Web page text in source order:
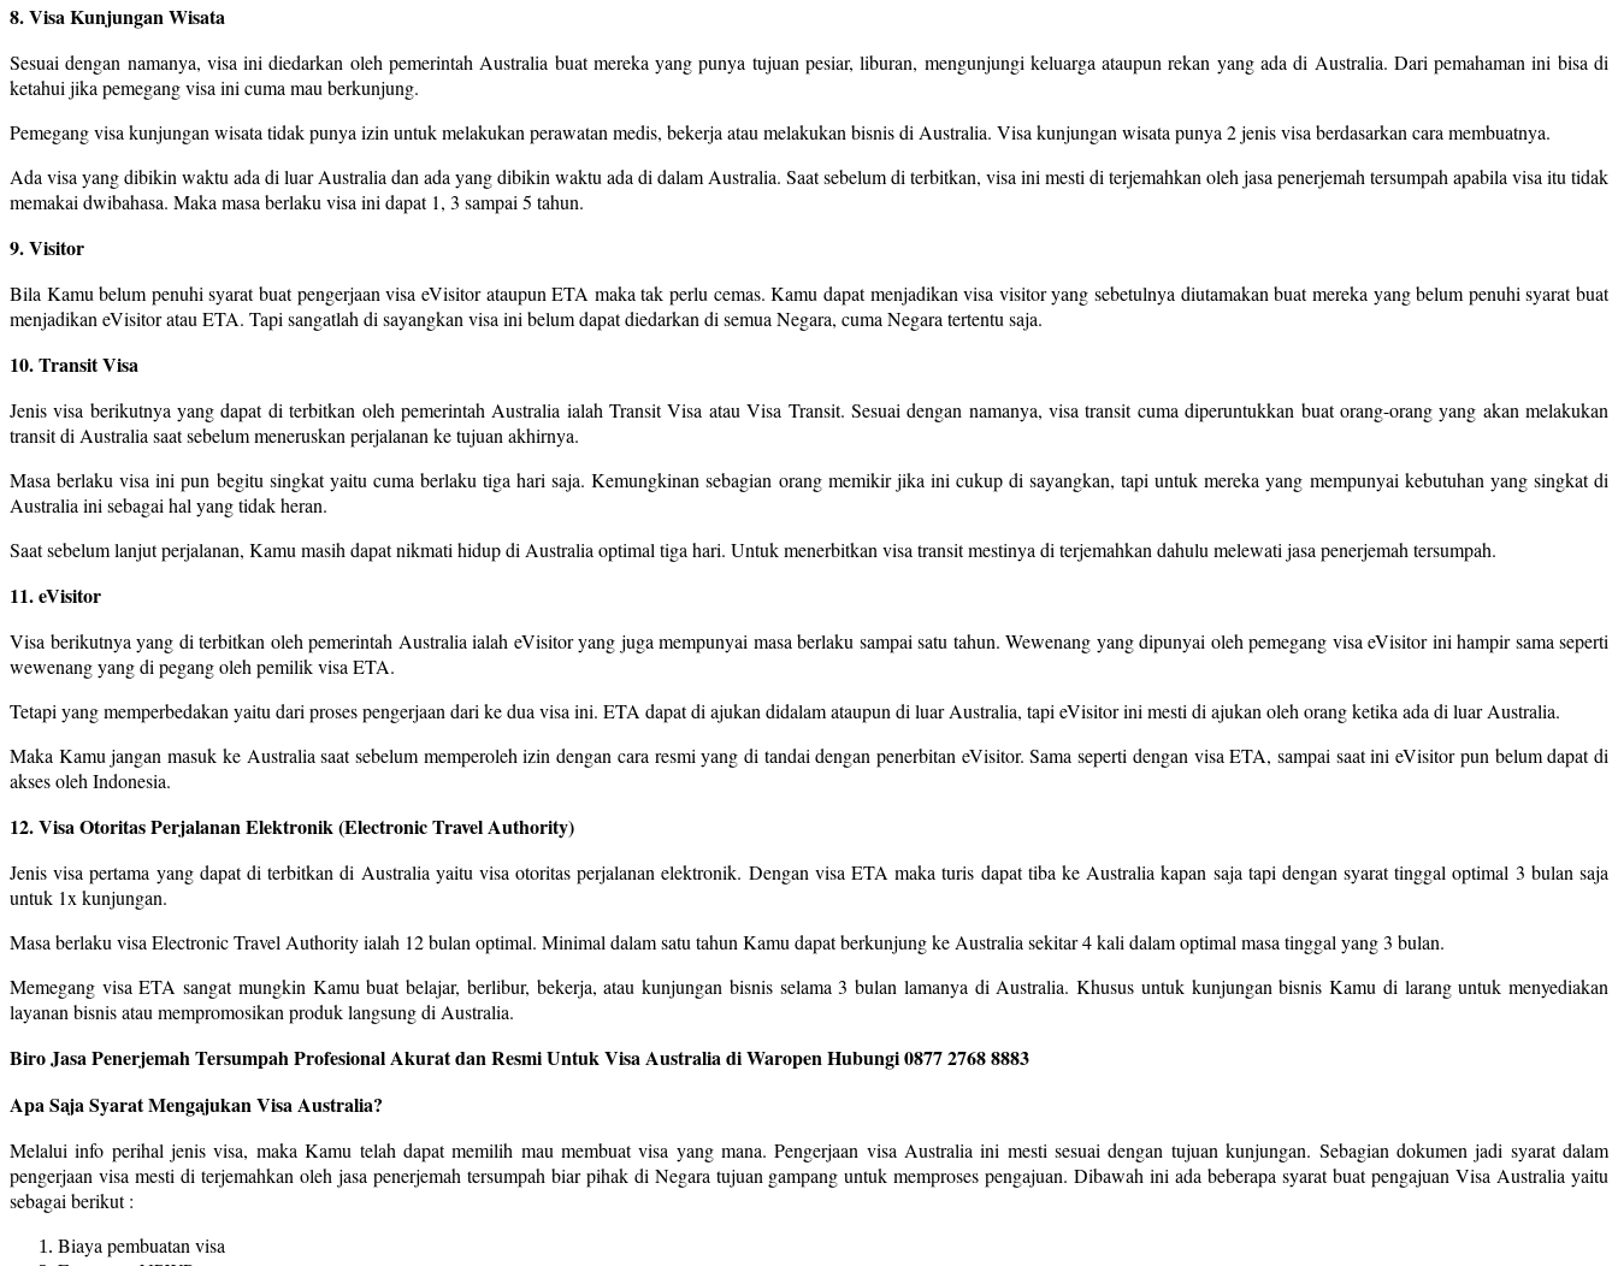
8. Visa Kunjungan Wisata
Sesuai dengan namanya, visa ini diedarkan oleh pemerintah Australia buat mereka yang punya tujuan pesiar, liburan, mengunjungi keluarga ataupun rekan yang ada di Australia. Dari pemahaman ini bisa di
ketahui jika pemegang visa ini cuma mau berkunjung.
Pemegang visa kunjungan wisata tidak punya izin untuk melakukan perawatan medis, bekerja atau melakukan bisnis di Australia. Visa kunjungan wisata punya 2 jenis visa berdasarkan cara membuatnya.
Ada visa yang dibikin waktu ada di luar Australia dan ada yang dibikin waktu ada di dalam Australia. Saat sebelum di terbitkan, visa ini mesti di terjemahkan oleh jasa penerjemah tersumpah apabila visa itu tidak
memakai dwibahasa. Maka masa berlaku visa ini dapat 1, 3 sampai 5 tahun.
9. Visitor
Bila Kamu belum penuhi syarat buat pengerjaan visa eVisitor ataupun ETA maka tak perlu cemas. Kamu dapat menjadikan visa visitor yang sebetulnya diutamakan buat mereka yang belum penuhi syarat buat
menjadikan eVisitor atau ETA. Tapi sangatlah di sayangkan visa ini belum dapat diedarkan di semua Negara, cuma Negara tertentu saja.
10. Transit Visa
Jenis visa berikutnya yang dapat di terbitkan oleh pemerintah Australia ialah Transit Visa atau Visa Transit. Sesuai dengan namanya, visa transit cuma diperuntukkan buat orang-orang yang akan melakukan
transit di Australia saat sebelum meneruskan perjalanan ke tujuan akhirnya.
Masa berlaku visa ini pun begitu singkat yaitu cuma berlaku tiga hari saja. Kemungkinan sebagian orang memikir jika ini cukup di sayangkan, tapi untuk mereka yang mempunyai kebutuhan yang singkat di
Australia ini sebagai hal yang tidak heran.
Saat sebelum lanjut perjalanan, Kamu masih dapat nikmati hidup di Australia optimal tiga hari. Untuk menerbitkan visa transit mestinya di terjemahkan dahulu melewati jasa penerjemah tersumpah.
11. eVisitor
Visa berikutnya yang di terbitkan oleh pemerintah Australia ialah eVisitor yang juga mempunyai masa berlaku sampai satu tahun. Wewenang yang dipunyai oleh pemegang visa eVisitor ini hampir sama seperti
wewenang yang di pegang oleh pemilik visa ETA.
Tetapi yang memperbedakan yaitu dari proses pengerjaan dari ke dua visa ini. ETA dapat di ajukan didalam ataupun di luar Australia, tapi eVisitor ini mesti di ajukan oleh orang ketika ada di luar Australia.
Maka Kamu jangan masuk ke Australia saat sebelum memperoleh izin dengan cara resmi yang di tandai dengan penerbitan eVisitor. Sama seperti dengan visa ETA, sampai saat ini eVisitor pun belum dapat di
akses oleh Indonesia.
12. Visa Otoritas Perjalanan Elektronik (Electronic Travel Authority)
Jenis visa pertama yang dapat di terbitkan di Australia yaitu visa otoritas perjalanan elektronik. Dengan visa ETA maka turis dapat tiba ke Australia kapan saja tapi dengan syarat tinggal optimal 3 bulan saja
untuk 1x kunjungan.
Masa berlaku visa Electronic Travel Authority ialah 12 bulan optimal. Minimal dalam satu tahun Kamu dapat berkunjung ke Australia sekitar 4 kali dalam optimal masa tinggal yang 3 bulan.
Memegang visa ETA sangat mungkin Kamu buat belajar, berlibur, bekerja, atau kunjungan bisnis selama 3 bulan lamanya di Australia. Khusus untuk kunjungan bisnis Kamu di larang untuk menyediakan
layanan bisnis atau mempromosikan produk langsung di Australia.
Biro Jasa Penerjemah Tersumpah Profesional Akurat dan Resmi Untuk Visa Australia di Waropen Hubungi 0877 2768 8883
Apa Saja Syarat Mengajukan Visa Australia?
Melalui info perihal jenis visa, maka Kamu telah dapat memilih mau membuat visa yang mana. Pengerjaan visa Australia ini mesti sesuai dengan tujuan kunjungan. Sebagian dokumen jadi syarat dalam
pengerjaan visa mesti di terjemahkan oleh jasa penerjemah tersumpah biar pihak di Negara tujuan gampang untuk memproses pengajuan. Dibawah ini ada beberapa syarat buat pengajuan Visa Australia yaitu
sebagai berikut :
Biaya pembuatan visa